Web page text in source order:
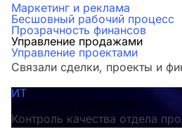
Маркетинг и реклама
Бесшовный рабочий процесс
Прозрачность финансов
Управление продажами
Управление проектами
Связали сделки, проекты и
ИТ
Управление продажами
Контроль качества отдела